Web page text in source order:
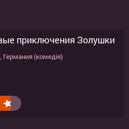
приключения Золушки
(комедія)